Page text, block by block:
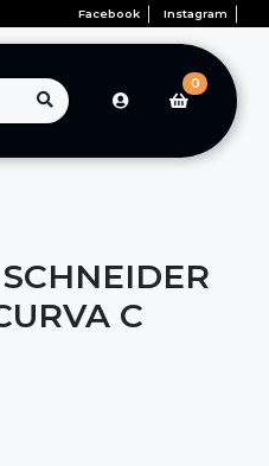
Facebook Instagram
0
C